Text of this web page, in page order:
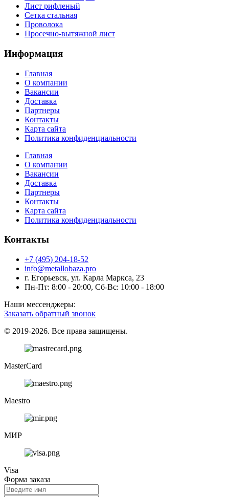
Лист рифленый
Сетка стальная
Проволока
Просечно-вытяжной лист
Информация
Главная
О компании
Вакансии
Доставка
Партнеры
Контакты
Карта сайта
Политика конфиденциальности
Главная
О компании
Вакансии
Доставка
Партнеры
Контакты
Карта сайта
Политика конфиденциальности
Контакты
+7 (495) 204-18-52
info@metallobaza.pro
г. Егорьевск, ул. Карла Маркса, 23
Пн-Пт: 8:00 - 20:00, Сб-Вс: 10:00 - 18:00
Наши мессенджеры:
Заказать обратный звонок
© 2019-2026. Все права защищены.
MasterCard
Maestro
МИР
Visa
Форма заказа